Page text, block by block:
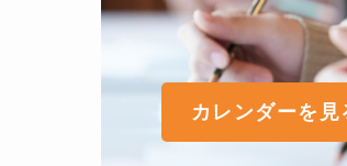
カレンダーを見